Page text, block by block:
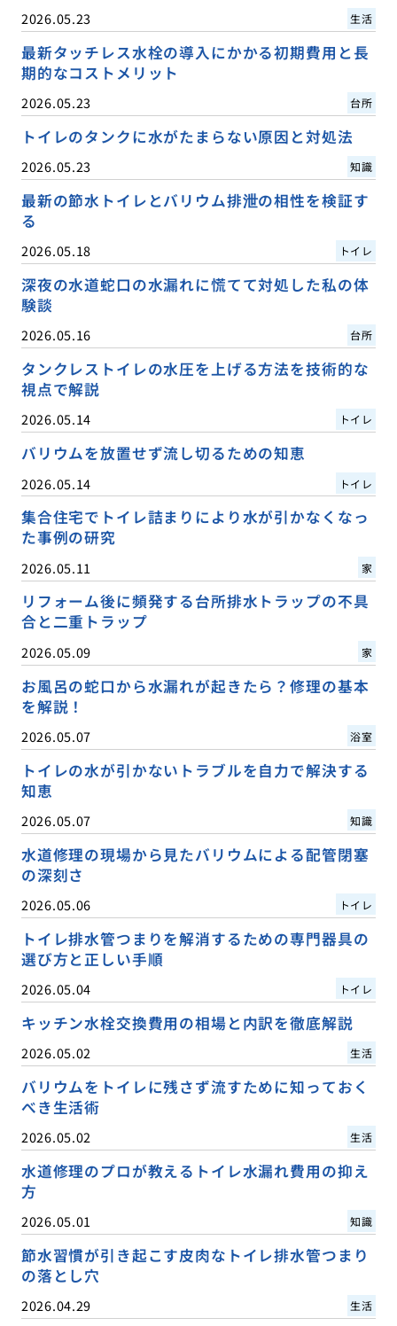
2026.05.23 生活
最新タッチレス水栓の導入にかかる初期費用と長
期的なコストメリット
2026.05.23 台所
トイレのタンクに水がたまらない原因と対処法
2026.05.23 知識
最新の節水トイレとバリウム排泄の相性を検証す
る
2026.05.18 トイレ
深夜の水道蛇口の水漏れに慌てて対処した私の体
験談
2026.05.16 台所
タンクレストイレの水圧を上げる方法を技術的な
視点で解説
2026.05.14 トイレ
バリウムを放置せず流し切るための知恵
2026.05.14 トイレ
集合住宅でトイレ詰まりにより水が引かなくなっ
た事例の研究
2026.05.11 家
リフォーム後に頻発する台所排水トラップの不具
合と二重トラップ
2026.05.09 家
お風呂の蛇口から水漏れが起きたら？修理の基本
を解説！
2026.05.07 浴室
トイレの水が引かないトラブルを自力で解決する
知恵
2026.05.07 知識
水道修理の現場から見たバリウムによる配管閉塞
の深刻さ
2026.05.06 トイレ
トイレ排水管つまりを解消するための専門器具の
選び方と正しい手順
2026.05.04 トイレ
キッチン水栓交換費用の相場と内訳を徹底解説
2026.05.02 生活
バリウムをトイレに残さず流すために知っておく
べき生活術
2026.05.02 生活
水道修理のプロが教えるトイレ水漏れ費用の抑え
方
2026.05.01 知識
節水習慣が引き起こす皮肉なトイレ排水管つまり
の落とし穴
2026.04.29 生活